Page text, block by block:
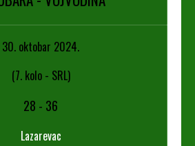
30. oktobar 2024.
(7. kolo - SRL)
28 - 36
Lazarevac